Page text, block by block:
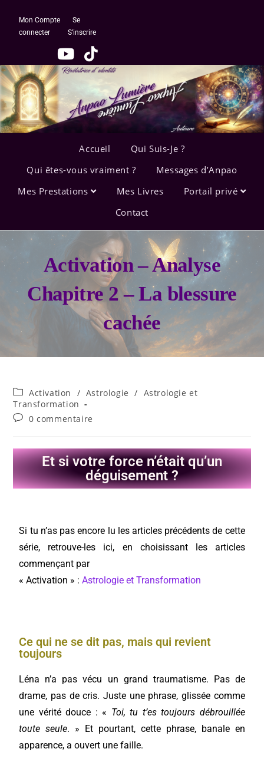
Mon Compte
Se
connecter
S’inscrire
Accueil
Qui Suis-Je ?
Qui êtes-vous vraiment ?
Messages d’Anpao
Mes Prestations
Mes Livres
Portail privé
Contact
Activation – Analyse
Chapitre 2 – La blessure
cachée
Activation / Astrologie / Astrologie et
Transformation
0 commentaire
Et si votre force n’était qu’un
déguisement ?
Si tu n’as pas encore lu les articles précédents de cette
série, retrouve-les ici, en choisissant les articles
commençant par
« Activation » :Astrologie et Transformation
Ce qui ne se dit pas, mais qui revient
toujours
Léna n’a pas vécu un grand traumatisme. Pas de
drame, pas de cris. Juste une phrase, glissée comme
une vérité douce : « Toi, tu t’es toujours débrouillée
toute seule. » Et pourtant, cette phrase, banale en
apparence, a ouvert une faille.